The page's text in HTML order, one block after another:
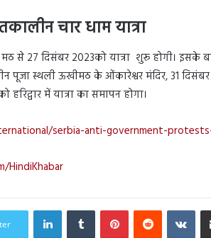
चार धाम यात्रा
मठ से 27 दिसंबर 2023को यात्रा शुरू होगी। इसके
पूजा स्थली ऊखीमठ के ओंकारेश्वर मंदिर, 31
में यात्रा का समापन होगा।
serbia-anti-government-
LinkedInTumblr PinterestReddit